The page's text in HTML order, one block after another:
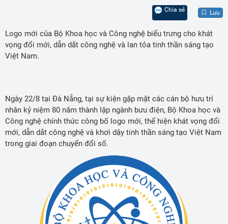
Chia sẻ Lưu
Logo mới của Bộ Khoa học và Công nghệ biểu trưng cho khát
vọng đổi mới, dẫn dắt công nghệ và lan tỏa tinh thần sáng tạo
Việt Nam.
Ngày 22/8 tại Đà Nẵng, tại sự kiện gặp mặt các cán bộ hưu trí
nhân kỷ niệm 80 năm thành lập ngành bưu điện, Bộ Khoa học và
Công nghệ chính thức công bố logo mới, thể hiện khát vọng đổi
mới, dẫn dắt công nghệ và khơi dậy tinh thần sáng tạo Việt Nam
trong giai đoạn chuyển đổi số.